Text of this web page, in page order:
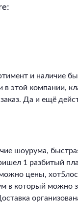
и наличие
в этой компании,
Да и ещё
шоурума,
1 разбитый
цены,
в который можно